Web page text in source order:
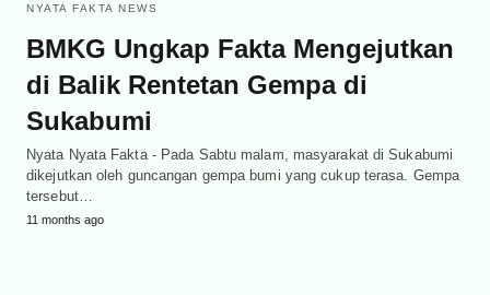
NYATA FAKTA NEWS
BMKG Ungkap Fakta Mengejutkan
di Balik Rentetan Gempa di
Sukabumi
Nyata Nyata Fakta - Pada Sabtu malam, masyarakat di Sukabumi
dikejutkan oleh guncangan gempa bumi yang cukup terasa. Gempa
tersebut…
11 months ago